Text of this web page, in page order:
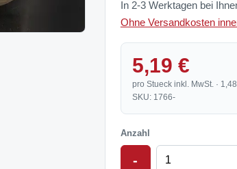
In 2-3 Werktagen bei
Ohne Versandkosten
5,19 €
pro Stueck inkl. MwSt. ·
SKU: 1766-
Anzahl
-